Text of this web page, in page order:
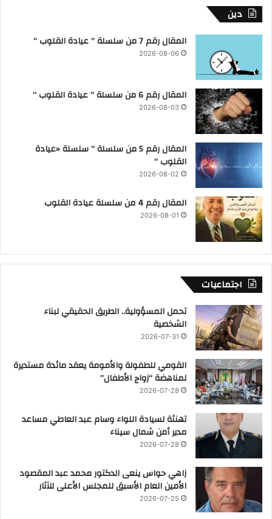
دين
المقال رقم 7 من سلسلة ” عيادة القلوب “
2026-08-06
المقال رقم 6 من سلسلة ” عيادة القلوب “
2026-08-03
المقال رقم 5 من سلسلة ” سلسلة «عيادة
القلوب “
2026-08-02
المقال رقم 4 من سلسلة عيادة القلوب
2026-08-01
اجتماعيات
تحمل المسؤولية.. الطريق الحقيقي لبناء
الشخصية
2026-07-31
القومي للطفولة والأمومة يعقد مائدة مستديرة
لمناهضة “زواج الأطفال”
2026-07-28
تهنئة لسيادة اللواء وسام عبد العاطي مساعد
مدير أمن شمال سيناء
2026-07-28
زاهي حواس ينعى الدكتور محمد عبد المقصود
الأمين العام الأسبق للمجلس الأعلى للآثار
2026-07-25